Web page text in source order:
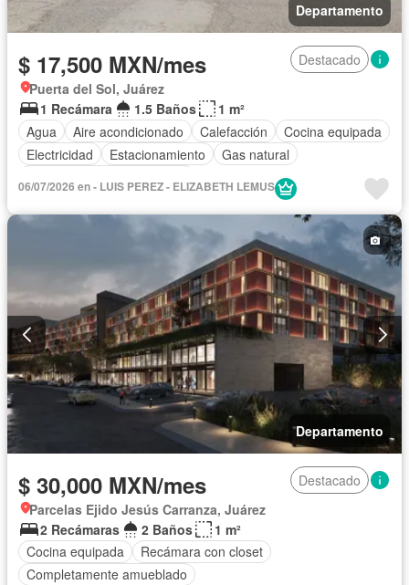
Departamento
$ 17,500 MXN/mes
Destacado
Puerta del Sol, Juárez
1 Recámara
1.5 Baños
1 m²
Agua
Aire acondicionado Calefacción
Cocina equipada
Electricidad
Estacionamiento
Gas natural
06/07/2026 en - LUIS PEREZ - ELIZABETH LEMUS
Departamento
$ 30,000 MXN/mes
Destacado
Parcelas Ejido Jesús Carranza, Juárez
2 Recámaras
2 Baños
1 m²
Cocina equipada
Recámara con closet
Completamente amueblado